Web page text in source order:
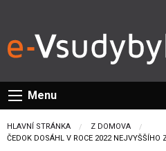
Menu
HLAVNÍ STRÁNKA
Z DOMOVA
CURRENT:
ČEDOK DOSÁHL V ROCE 2022 NEJVYŠŠÍHO